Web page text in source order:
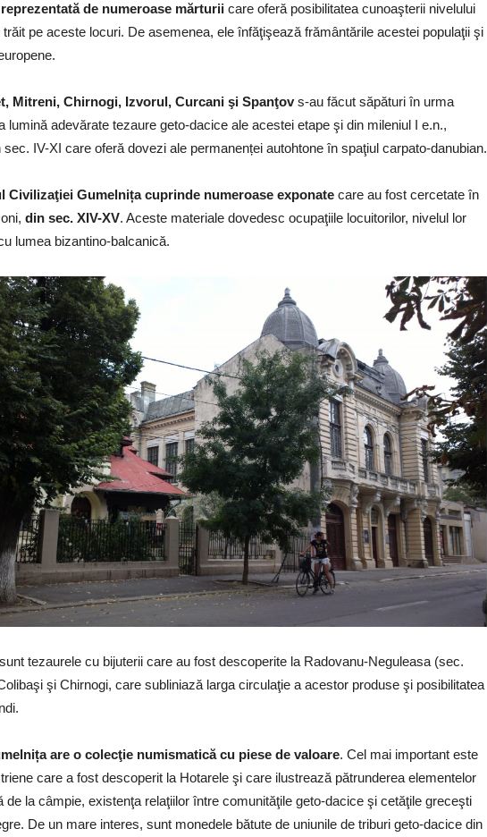
de numeroase mărturii care oferă posibilitatea cunoaşterii nivelului
pe aceste locuri. De asemenea, ele înfăţişează frământările acestei populaţii şi
Mitreni, Chirnogi, Izvorul, Curcani şi Spanţovs-au făcut săpături în urma
lumină adevărate tezaure geto-dacice ale acestei etape şi din mileniul I e.n.,
IV-XI care oferă dovezi ale permanenței autohtone în spaţiul carpato-danubian.
Civilizaţiei Gumelnița cuprinde numeroase exponate care au fost cercetate în
din sec. XIV-XV. Aceste materiale dovedesc ocupaţiile locuitorilor, nivelul lor
lumea bizantino-balcanică.
tezaurele cu bijuterii care au fost descoperite la Radovanu-Neguleasa (sec.
şi Chirnogi, care subliniază larga circulaţie a acestor produse şi posibilitatea
are o colecţie numismatică cu piese de valoare. Cel mai important este
care a fost descoperit la Hotarele şi care ilustrează pătrunderea elementelor
de la câmpie, existenţa relaţiilor între comunităţile geto-dacice şi cetăţile greceşti
De un mare interes, sunt monedele bătute de uniunile de triburi geto-dacice din